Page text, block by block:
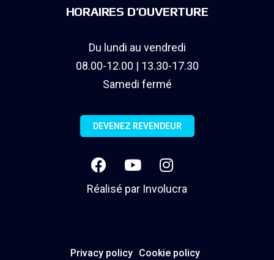
HORAIRES D’OUVERTURE
Du lundi au vendredi
08.00-12.00 | 13.30-17.30
Samedi fermé
DEVENEZ REVENDEUR
Réalisé par Involucra
Privacy policy Cookie policy